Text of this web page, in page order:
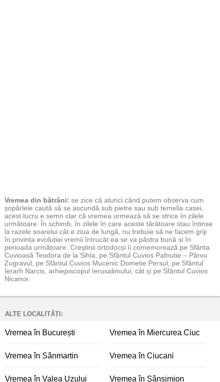
Vremea din bătrâni: se zice că atunci când putem observa cum
șopârlele caută să se ascundă sub pietre sau sub temelia casei,
acest lucru e semn clar că vremea urmează să se strice în zilele
următoare. În schimb, în zilele în care aceste târâtoare stau întinse
la razele soarelui cât e ziua de lungă, nu trebuie să ne facem griji
în privința evoluției vremii întrucât ea se va păstra bună și în
perioada următoare. Creștinii ortodocși îi comemorează pe Sfânta
Cuvioasă Teodora de la Sihla, pe Sfântul Cuvios Pafnutie – Pârvu
Zugravul, pe Sfântul Cuvios Mucenic Dometie Persul, pe Sfântul
Ierarh Narcis, arhiepiscopul Ierusalimului, cât și pe Sfântul Cuvios
Nicanor.
ALTE LOCALITĂȚI:
Vremea în București Vremea în Miercurea Ciuc
Vremea în Sânmartin Vremea în Ciucani
Vremea în Valea Uzului Vremea în Sânsimion